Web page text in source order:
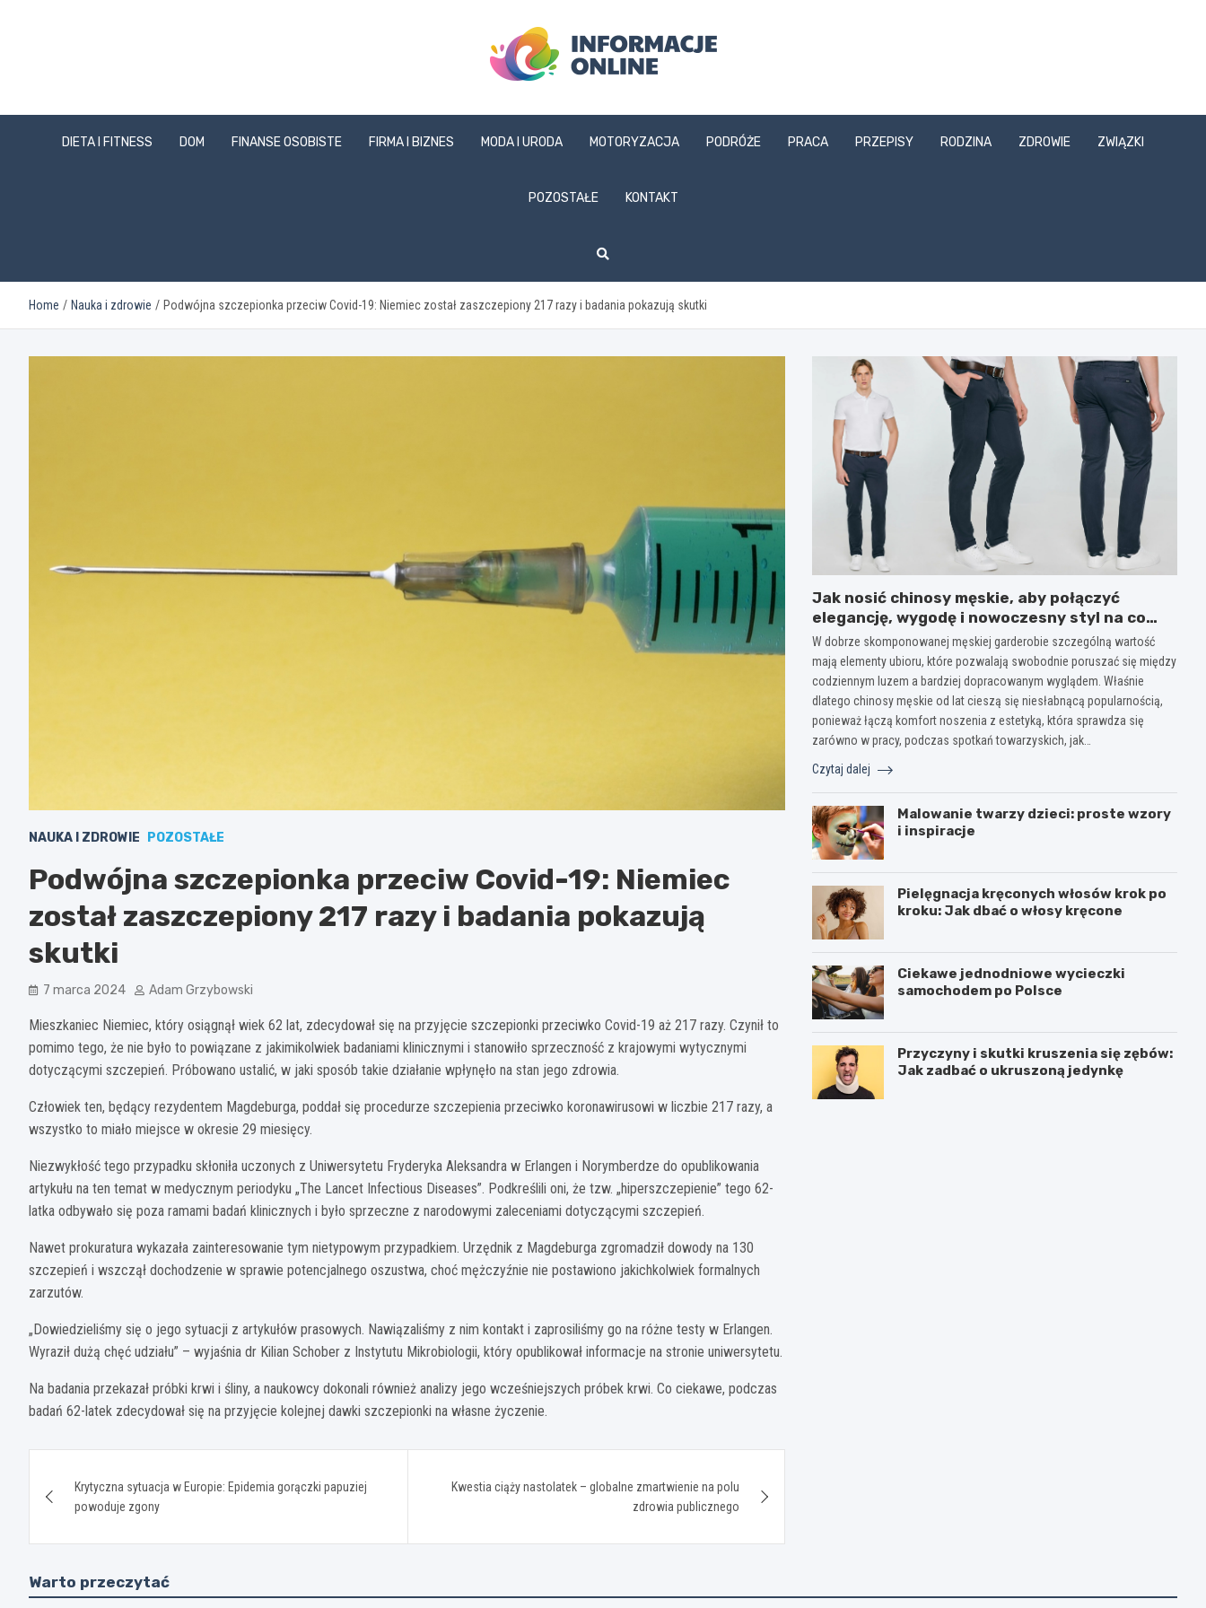
informacjeonline.pl
DIETA I FITNESS DOM FINANSE OSOBISTE FIRMA I BIZNES MODA I URODA MOTORYZACJA PODRÓŻE PRACA PRZEPISY RODZINA ZDROWIE ZWIĄZKI
POZOSTAŁE KONTAKT
Home Nauka i zdrowie Podwójna szczepionka przeciw Covid-19: Niemiec został zaszczepiony 217 razy i badania pokazują skutki
NAUKA I ZDROWIE POZOSTAŁE
Podwójna szczepionka przeciw Covid-19: Niemiec
został zaszczepiony 217 razy i badania pokazują
skutki
7 marca 2024 Adam Grzybowski
Mieszkaniec Niemiec, który osiągnął wiek 62 lat, zdecydował się na przyjęcie szczepionki przeciwko Covid-19 aż 217 razy. Czynił to
pomimo tego, że nie było to powiązane z jakimikolwiek badaniami klinicznymi i stanowiło sprzeczność z krajowymi wytycznymi
dotyczącymi szczepień. Próbowano ustalić, w jaki sposób takie działanie wpłynęło na stan jego zdrowia.
Człowiek ten, będący rezydentem Magdeburga, poddał się procedurze szczepienia przeciwko koronawirusowi w liczbie 217 razy, a
wszystko to miało miejsce w okresie 29 miesięcy.
Niezwykłość tego przypadku skłoniła uczonych z Uniwersytetu Fryderyka Aleksandra w Erlangen i Norymberdze do opublikowania
artykułu na ten temat w medycznym periodyku „The Lancet Infectious Diseases”. Podkreślili oni, że tzw. „hiperszczepienie” tego 62-
latka odbywało się poza ramami badań klinicznych i było sprzeczne z narodowymi zaleceniami dotyczącymi szczepień.
Nawet prokuratura wykazała zainteresowanie tym nietypowym przypadkiem. Urzędnik z Magdeburga zgromadził dowody na 130
szczepień i wszczął dochodzenie w sprawie potencjalnego oszustwa, choć mężczyźnie nie postawiono jakichkolwiek formalnych
zarzutów.
„Dowiedzieliśmy się o jego sytuacji z artykułów prasowych. Nawiązaliśmy z nim kontakt i zaprosiliśmy go na różne testy w Erlangen.
Wyraził dużą chęć udziału” – wyjaśnia dr Kilian Schober z Instytutu Mikrobiologii, który opublikował informacje na stronie uniwersytetu.
Na badania przekazał próbki krwi i śliny, a naukowcy dokonali również analizy jego wcześniejszych próbek krwi. Co ciekawe, podczas
badań 62-latek zdecydował się na przyjęcie kolejnej dawki szczepionki na własne życzenie.
wpisuKrytyczna sytuacja w Europie: Epidemia gorączki papuziej
powoduje zgony
Kwestia ciąży nastolatek – globalne zmartwienie na polu
zdrowia publicznego
Jak nosić chinosy męskie, aby połączyć
elegancję, wygodę i nowoczesny styl na co
dzień?
W dobrze skomponowanej męskiej garderobie szczególną wartość
mają elementy ubioru, które pozwalają swobodnie poruszać się między
codziennym luzem a bardziej dopracowanym wyglądem. Właśnie
dlatego chinosy męskie od lat cieszą się niesłabnącą popularnością,
ponieważ łączą komfort noszenia z estetyką, która sprawdza się
zarówno w pracy, podczas spotkań towarzyskich, jak…
Czytaj dalej
Malowanie twarzy dzieci: proste wzory
i inspiracje
Pielęgnacja kręconych włosów krok po
kroku: Jak dbać o włosy kręcone
Ciekawe jednodniowe wycieczki
samochodem po Polsce
Przyczyny i skutki kruszenia się zębów:
Jak zadbać o ukruszoną jedynkę
Warto przeczytać